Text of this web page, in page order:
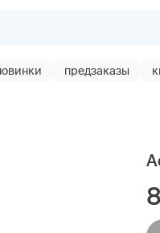
предзаказы